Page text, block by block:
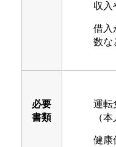
収入
借入
数な
必要
書類
運転
（
健康